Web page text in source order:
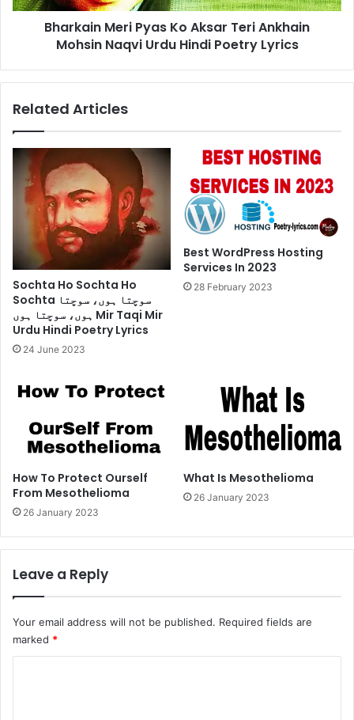
Naqvi
Bharkain Meri Pyas Ko Aksar Teri Ankhain
Mohsin Naqvi Urdu Hindi Poetry Lyrics
Related Articles
Sochta Ho Sochta Ho
Sochta سوچتا ہوں، سوچتا
ہوں، سوچتا ہوں Mir Taqi Mir
Urdu Hindi Poetry Lyrics
24 June 2023
Best WordPress Hosting
Services In 2023
28 February 2023
How To Protect Ourself
From Mesothelioma
26 January 2023
What Is Mesothelioma
26 January 2023
Leave a Reply
Your email address will not be published. Required fields are
marked *